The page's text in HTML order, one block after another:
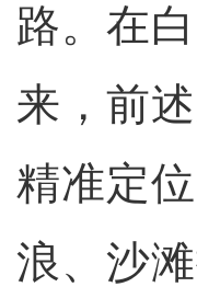
路。在
来，前
精准定
浪、沙